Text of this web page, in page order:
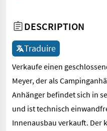
DESCRIPTION
Traduire
Verkaufe einen
Meyer, der als
Anhänger befindet sich in
und ist technisch
Innenausbau verkauft. Der